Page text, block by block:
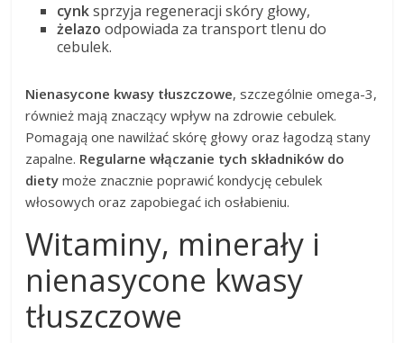
cynksprzyja regeneracji skóry głowy,
żelazo odpowiada za transport tlenu do
cebulek.
Nienasycone kwasy tłuszczowe, szczególnie omega-3,
również mają znaczący wpływ na zdrowie cebulek.
Pomagają one nawilżać skórę głowy oraz łagodzą stany
zapalne. Regularne włączanie tych składników do
diety może znacznie poprawić kondycję cebulek
włosowych oraz zapobiegać ich osłabieniu.
Witaminy, minerały i
nienasycone kwasy
tłuszczowe